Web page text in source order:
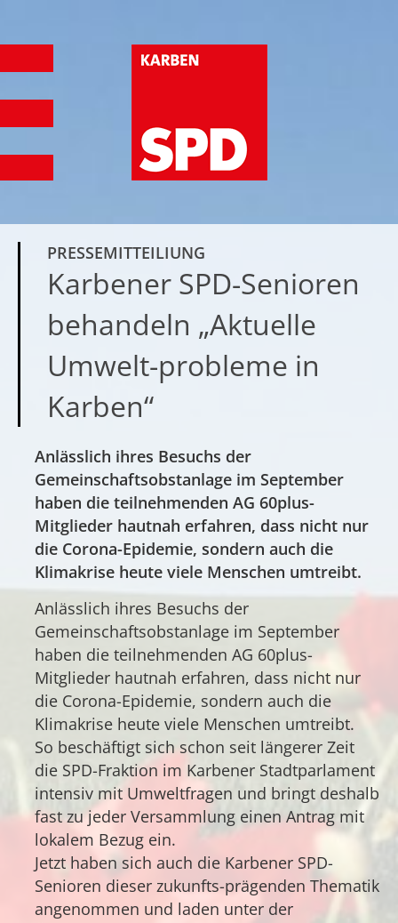
PRESSEMITTEILIUNG
Karbener SPD-Senioren
behandeln „Aktuelle
Umwelt-probleme in
Karben“
Anlässlich ihres Besuchs der
Gemeinschaftsobstanlage im September
haben die teilnehmenden AG 60plus-
Mitglieder hautnah erfahren, dass nicht nur
die Corona-Epidemie, sondern auch die
Klimakrise heute viele Menschen umtreibt.
Anlässlich ihres Besuchs der
Gemeinschaftsobstanlage im September
haben die teilnehmenden AG 60plus-
Mitglieder hautnah erfahren, dass nicht nur
die Corona-Epidemie, sondern auch die
Klimakrise heute viele Menschen umtreibt.
So beschäftigt sich schon seit längerer Zeit
die SPD-Fraktion im Karbener Stadtparlament
intensiv mit Umweltfragen und bringt deshalb
fast zu jeder Versammlung einen Antrag mit
lokalem Bezug ein.
Jetzt haben sich auch die Karbener SPD-
Senioren dieser zukunfts-prägenden Thematik
angenommen und laden unter der